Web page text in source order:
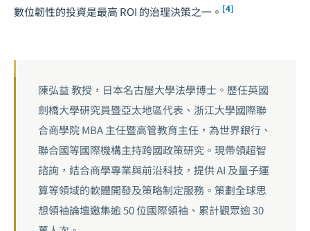
數位韌性的投資是最高 ROI 的治理決策之一。 [4]
陳弘益 教授，日本名古屋大學法學博士。歷任英國
劍橋大學研究員暨亞太地區代表、浙江大學國際聯
合商學院 MBA 主任暨高管教育主任，為世界銀行、
聯合國等國際機構主持跨國政策研究。現帶領超智
諮詢，結合商學專業與前沿科技，提供 AI 及量子運
算等領域的軟體開發及策略制定服務。策劃全球思
想領袖論壇邀集逾 50 位國際領袖、累計觀眾逾 30